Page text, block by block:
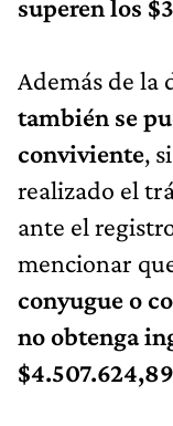
superen los
Además de la
también se
conviviente,
realizado el
ante el
mencionar
conyugue o
no obtenga